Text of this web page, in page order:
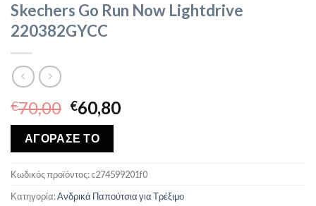
Skechers Go Run Now Lightdrive
220382GYCC
€70,00 Original
price
was:
€70,00.
€60,80Η
€60,80.
ΑΓΟΡΑΣΕ ΤΟ
Κωδικός προϊόντος:c274599201f0
Κατηγορία:Ανδρικά Παπούτσια για Τρέξιμο